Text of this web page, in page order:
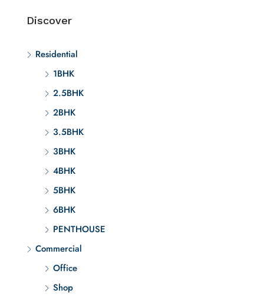
Discover
Residential
1BHK
2.5BHK
2BHK
3.5BHK
3BHK
4BHK
5BHK
6BHK
PENTHOUSE
Commercial
Office
Shop